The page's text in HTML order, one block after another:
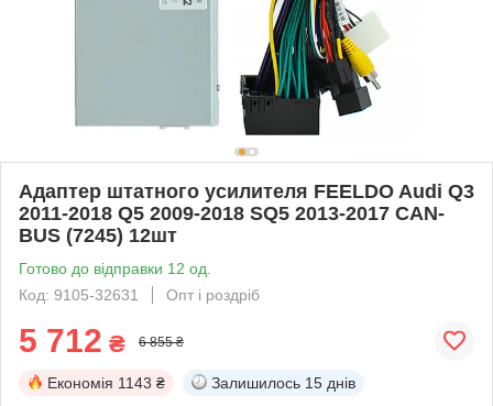
Адаптер штатного усилителя FEELDO Audi Q3
2011-2018 Q5 2009-2018 SQ5 2013-2017 CAN-
BUS (7245) 12шт
Готово до відправки 12 од.
Код: 9105-32631
Опт і роздріб
5 712 ₴ 6 855 ₴
Економія 1143 ₴ Залишилось 15 днів